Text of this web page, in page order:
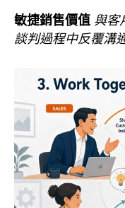
敏捷銷售價值 與客
談判過程中反覆溝